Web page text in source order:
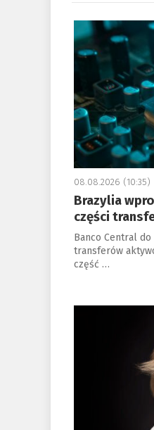
a
08.08.2026 (10:35)
Brazylia
części
Banco Central
transferów
część …
a